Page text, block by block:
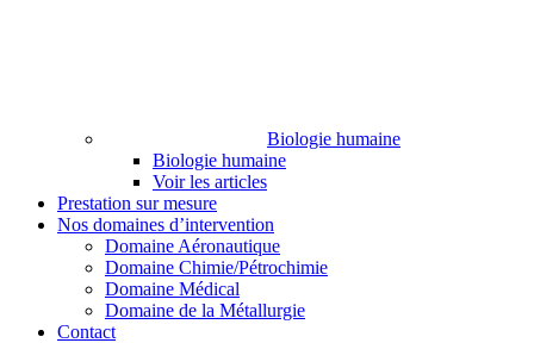
Biologie humaine
Biologie humaine
Voir les articles
Prestation sur mesure
Nos domaines d’intervention
Domaine Aéronautique
Domaine Chimie/Pétrochimie
Domaine Médical
Domaine de la Métallurgie
Contact